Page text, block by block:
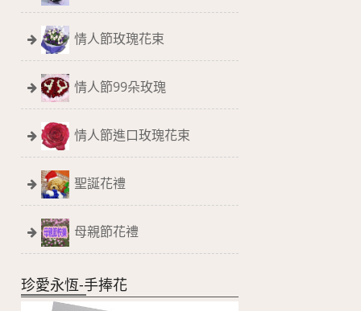
情人節玫瑰花束
情人節99朵玫瑰
情人節進口玫瑰花束
聖誕花禮
母親節花禮
珍愛永恆-手捧花